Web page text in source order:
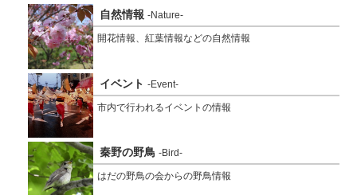
自然情報 -Nature-
開花情報、紅葉情報などの自然情報
イベント -Event-
市内で行われるイベントの情報
秦野の野鳥 -Bird-
はだの野鳥の会からの野鳥情報